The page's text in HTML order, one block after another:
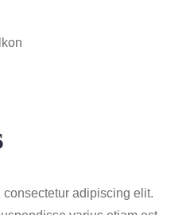
consectetur adipiscing elit.